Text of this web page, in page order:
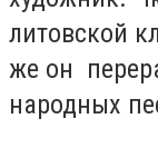
литовской
же он
народных